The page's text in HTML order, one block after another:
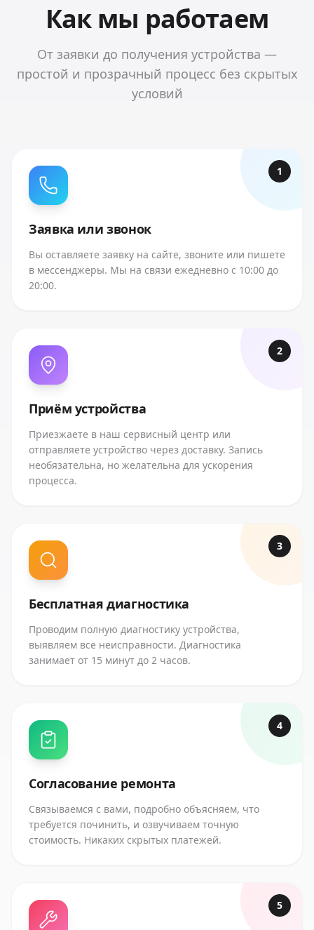
Как мы работаем
От заявки до получения устройства —
простой и прозрачный процесс без скрытых
условий
1
Заявка или звонок
Вы оставляете заявку на сайте, звоните или пишете
в мессенджеры. Мы на связи ежедневно с 10:00 до
20:00.
2
Приём устройства
Приезжаете в наш сервисный центр или
отправляете устройство через доставку. Запись
необязательна, но желательна для ускорения
процесса.
3
Бесплатная диагностика
Проводим полную диагностику устройства,
выявляем все неисправности. Диагностика
занимает от 15 минут до 2 часов.
4
Согласование ремонта
Связываемся с вами, подробно объясняем, что
требуется починить, и озвучиваем точную
стоимость. Никаких скрытых платежей.
5